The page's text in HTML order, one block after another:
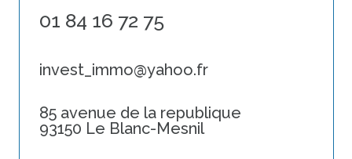
01 84 16 72 75
invest_immo@yahoo.fr
85 avenue de la republique
93150 Le Blanc-Mesnil